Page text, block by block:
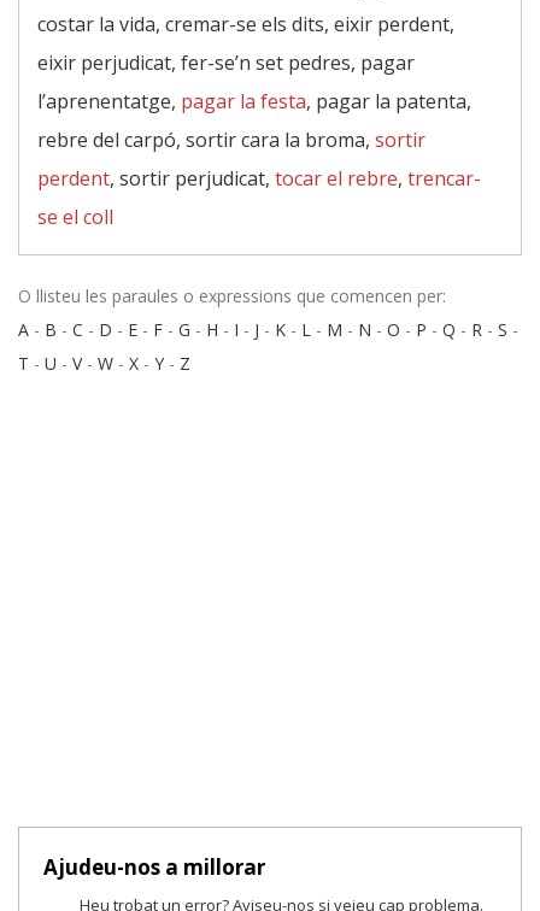
costar la vida, cremar-se els dits, eixir perdent,
eixir perjudicat, fer-se’n set pedres, pagar
l’aprenentatge, pagar la festa, pagar la patenta,
rebre del carpó, sortir cara la broma, sortir
perdent, sortir perjudicat, tocar el rebre, trencar-
se el coll
O llisteu les paraules o expressions que comencen per:
A - B - C - D - E - F - G - H - I - J - K - L - M - N - O - P - Q - R - S -
T - U - V- W - X - Y - Z
Ajudeu-nos a millorar
Heu trobat un error? Aviseu-nos si veieu cap problema.